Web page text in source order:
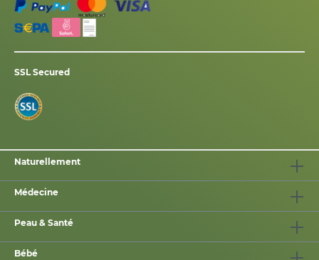
SSL Secured
Naturellement
Médecine
Peau & Santé
Bébé